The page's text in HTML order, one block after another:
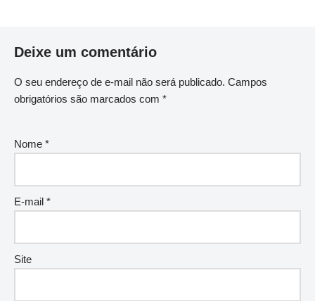
Deixe um comentário
O seu endereço de e-mail não será publicado. Campos
obrigatórios são marcados com *
Nome *
E-mail *
Site